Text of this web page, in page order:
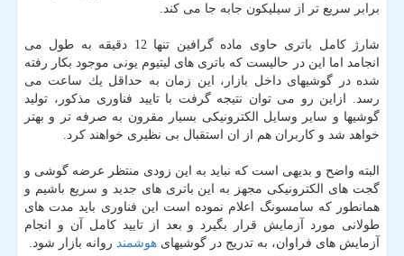
برابر سریع تر از سیلیكون جابه جا می كند.
شارژ كامل باتری حاوی ماده گرافین تنها 12 دقیقه به طول می
انجامد اما این در حالیست كه باتری های لیتیوم یونی موجود بكار رفته
شده در گوشیهای داخل بازار، این زمان به حداقل یك ساعت می
رسد. ازاین رو می توان نتیجه گرفت با تایید فناوری مذكور، تولید
گوشیها و سایر وسایل الكترونیكی بسیار مقرون به صرفه تر و بهتر
خواهد شد و كاربران هم از ان استقبال بی نظیری خواهند كرد.
البته واضح و بدیهی است كه نباید به این زودی منتظر عرضه گوشی و
گجت های الكترونیكی مجهز به این باتری های جدید و سریع باشیم و
همانطور كه سامسونگ اعلام نموده است این فناوری باید مدت های
طولانی مورد آزمایش قرار بگیرد و بعد از تایید كامل آن و انجام
آزمایش های فراوان، به تدریج در گوشیهای هوشمند روانه بازار شود.